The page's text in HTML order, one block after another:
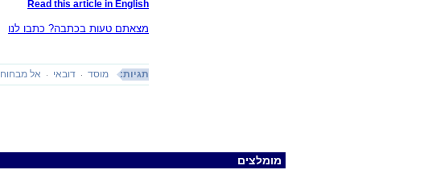
Read this article in English
מצאתם טעות בכתבה? כתבו לנו
תגיות: מוסד דובאי אל מבחוח
מומלצים